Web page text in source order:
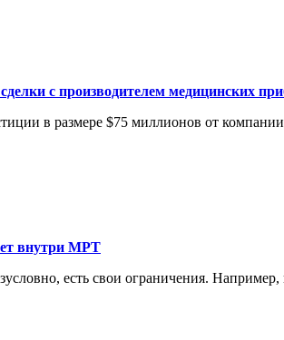
с производителем медицинских
в размере $75 миллионов от
внутри МРТ
есть свои ограничения.